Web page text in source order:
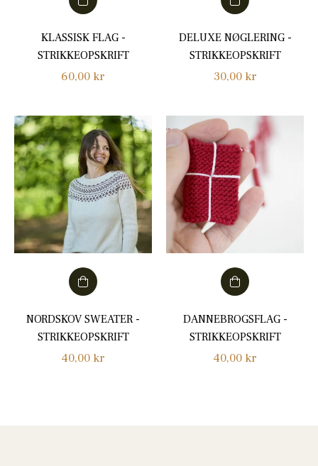
KLASSISK FLAG -
STRIKKEOPSKRIFT
Normalpris
60,00 kr
DELUXE NØGLERING -
STRIKKEOPSKRIFT
Normalpris
30,00 kr
NORDSKOV SWEATER -
STRIKKEOPSKRIFT
Normalpris
40,00 kr
DANNEBROGSFLAG -
STRIKKEOPSKRIFT
Normalpris
40,00 kr